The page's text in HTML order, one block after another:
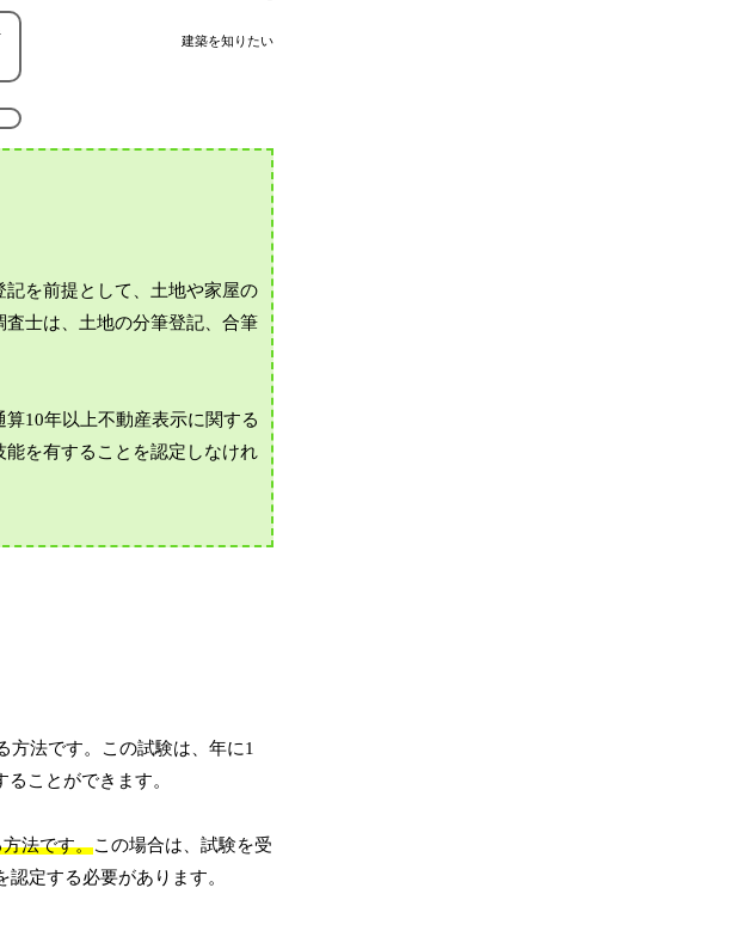
建築を知りたい
を前提として、土地や家屋の
士は、土地の分筆登記、合筆
10年以上不動産表示に関する
を有することを認定しなけれ
方法です。この試験は、年に1
ことができます。
法です。この場合は、試験を受
定する必要があります。